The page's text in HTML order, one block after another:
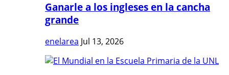
Ganarle a los ingleses en la cancha
grande
enelarea Jul 13, 2026